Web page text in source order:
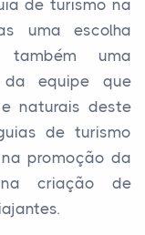
de turismo na
uma escolha
também uma
equipe que
naturais deste
de turismo
promoção da
na criação de